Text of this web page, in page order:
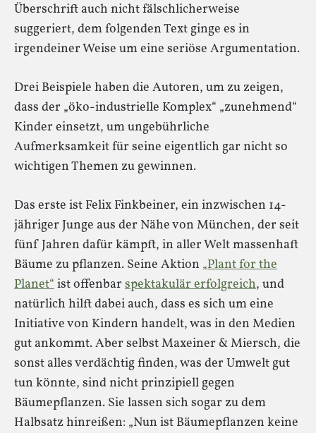
Überschrift auch nicht fälschlicherweise
suggeriert, dem folgenden Text ginge es in
irgendeiner Weise um eine seriöse Argumentation.
Drei Beispiele haben die Autoren, um zu zeigen,
dass der „öko-industrielle Komplex“ „zunehmend“
Kinder einsetzt, um ungebührliche
Aufmerksamkeit für seine eigentlich gar nicht so
wichtigen Themen zu gewinnen.
Das erste ist Felix Finkbeiner, ein inzwischen 14-
jähriger Junge aus der Nähe von München, der seit
fünf Jahren dafür kämpft, in aller Welt massenhaft
Bäume zu pflanzen. Seine Aktion „Plant for the
Planet“ist offenbar spektakulär erfolgreich, und
natürlich hilft dabei auch, dass es sich um eine
Initiative von Kindern handelt, was in den Medien
gut ankommt. Aber selbst Maxeiner & Miersch, die
sonst alles verdächtig finden, was der Umwelt gut
tun könnte, sind nicht prinzipiell gegen
Bäumepflanzen. Sie lassen sich sogar zu dem
Halbsatz hinreißen: „Nun ist Bäumepflanzen keine